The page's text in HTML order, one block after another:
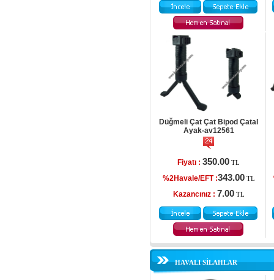
Düğmeli Çat Çat Bipod Çatal
Ayak-av12561
Fiyatı : 350.00 TL
%2Havale/EFT :343.00 TL
Kazancınız : 7.00 TL
HAVALI SİLAHLAR